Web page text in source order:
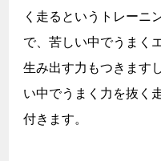
く走るというトレーニ
で、苦しい中でうまく
生み出す力もつきます
い中でうまく力を抜く
付きます。